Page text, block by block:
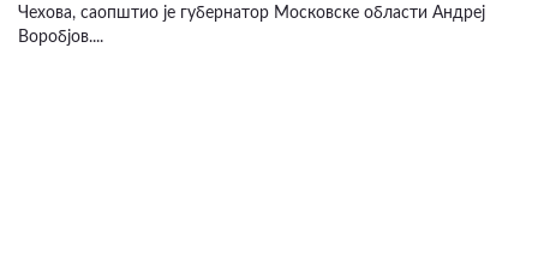
Чехова, саопштио је губернатор Московске области Андреј
Воробјов....